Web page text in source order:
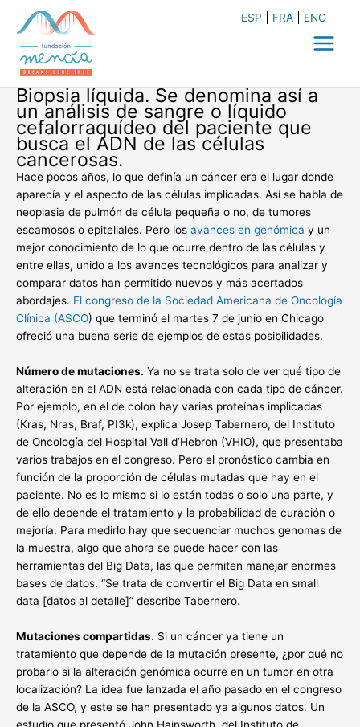
contenido
ESP FRA ENG
Main
Menu
Biopsia líquida. Se denomina así a
un análisis de sangre o líquido
cefalorraquídeo del paciente que
busca el ADN de las células
cancerosas.
Hace pocos años, lo que definía un cáncer era el lugar donde
aparecía y el aspecto de las células implicadas. Así se habla de
neoplasia de pulmón de célula pequeña o no, de tumores
escamosos o epiteliales. Pero los avances en genómica y un
mejor conocimiento de lo que ocurre dentro de las células y
entre ellas, unido a los avances tecnológicos para analizar y
comparar datos han permitido nuevos y más acertados
abordajes. El congreso de la Sociedad Americana de Oncología
Clínica (ASCO) que terminó el martes 7 de junio en Chicago
ofreció una buena serie de ejemplos de estas posibilidades.
Número de mutaciones. Ya no se trata solo de ver qué tipo de
alteración en el ADN está relacionada con cada tipo de cáncer.
Por ejemplo, en el de colon hay varias proteínas implicadas
(Kras, Nras, Braf, PI3k), explica Josep Tabernero, del Instituto
de Oncología del Hospital Vall d’Hebron (VHIO), que presentaba
varios trabajos en el congreso. Pero el pronóstico cambia en
función de la proporción de células mutadas que hay en el
paciente. No es lo mismo si lo están todas o solo una parte, y
de ello depende el tratamiento y la probabilidad de curación o
mejoría. Para medirlo hay que secuenciar muchos genomas de
la muestra, algo que ahora se puede hacer con las
herramientas del Big Data, las que permiten manejar enormes
bases de datos. “Se trata de convertir el Big Data en small
data [datos al detalle]” describe Tabernero.
Mutaciones compartidas. Si un cáncer ya tiene un
tratamiento que depende de la mutación presente, ¿por qué no
probarlo si la alteración genómica ocurre en un tumor en otra
localización? La idea fue lanzada el año pasado en el congreso
de la ASCO, y este se han presentado ya algunos datos. Un
estudio que presentó John Hainsworth, del Instituto de